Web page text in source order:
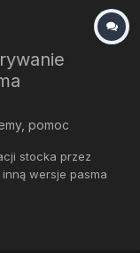
pomoc
stocka przez
wersje pasma
o
do obsługi